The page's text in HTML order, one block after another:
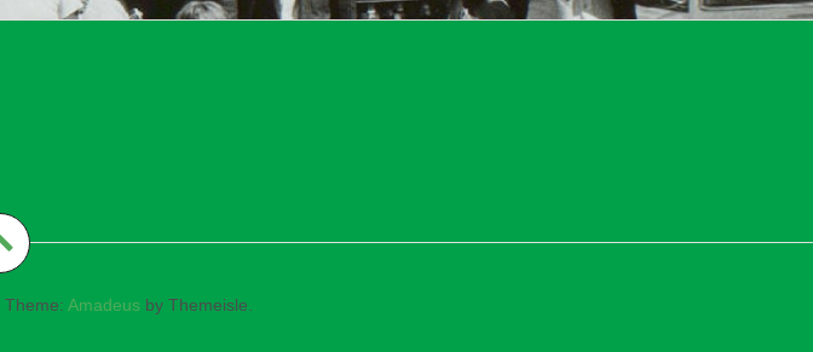
Theme: Amadeusby Themeisle.